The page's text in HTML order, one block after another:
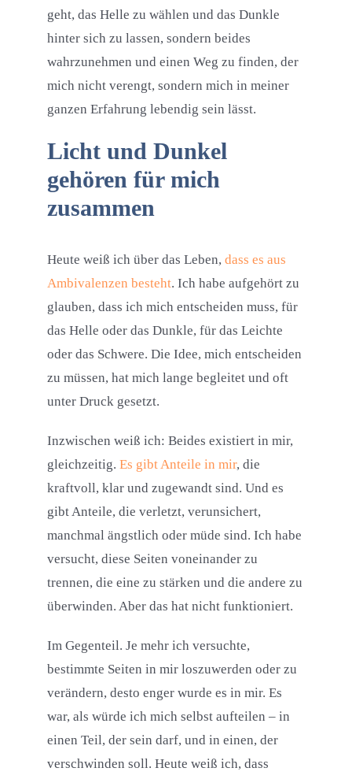
geht, das Helle zu wählen und das Dunkle
hinter sich zu lassen, sondern beides
wahrzunehmen und einen Weg zu finden, der
mich nicht verengt, sondern mich in meiner
ganzen Erfahrung lebendig sein lässt.
Licht und Dunkel
gehören für mich
zusammen
Heute weiß ich über das Leben, dass es aus
Ambivalenzen besteht. Ich habe aufgehört zu
glauben, dass ich mich entscheiden muss, für
das Helle oder das Dunkle, für das Leichte
oder das Schwere. Die Idee, mich entscheiden
zu müssen, hat mich lange begleitet und oft
unter Druck gesetzt.
Inzwischen weiß ich: Beides existiert in mir,
gleichzeitig. Es gibt Anteile in mir, die
kraftvoll, klar und zugewandt sind. Und es
gibt Anteile, die verletzt, verunsichert,
manchmal ängstlich oder müde sind. Ich habe
versucht, diese Seiten voneinander zu
trennen, die eine zu stärken und die andere zu
überwinden. Aber das hat nicht funktioniert.
Im Gegenteil. Je mehr ich versuchte,
bestimmte Seiten in mir loszuwerden oder zu
verändern, desto enger wurde es in mir. Es
war, als würde ich mich selbst aufteilen – in
einen Teil, der sein darf, und in einen, der
verschwinden soll. Heute weiß ich, dass